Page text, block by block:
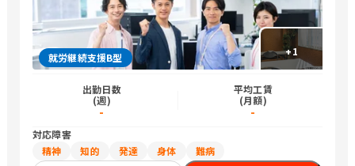
+1
就労継続支援B型
出勤日数
(週)
-
平均工賃
(月額)
-
対応障害
精神
知的 発達 身体 難病